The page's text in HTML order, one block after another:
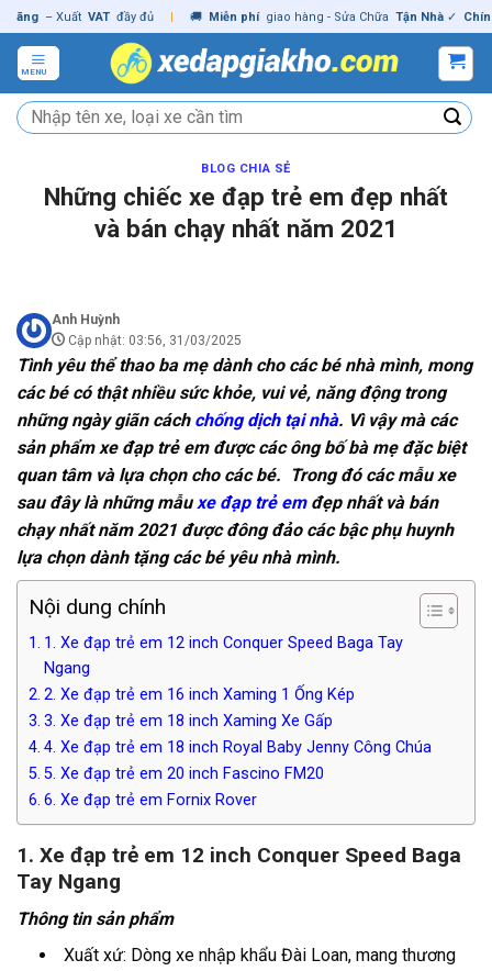
Skip
to
content
– Xuất VAT đầy đủ | 🚚 Miễn phí giao hàng - Sửa Chữa Tận Nhà ✓ Chính
MENU
Tìm
kiếm:
BLOG CHIA SẺ
Những chiếc xe đạp trẻ em đẹp nhất
và bán chạy nhất năm 2021
Anh Huỳnh
Cập nhật: 03:56, 31/03/2025
Tình yêu thể thao ba mẹ dành cho các bé nhà mình, mong
các bé có thật nhiều sức khỏe, vui vẻ, năng động trong
những ngày giãn cách chống dịch tại nhà. Vì vậy mà các
sản phẩm xe đạp trẻ em được các ông bố bà mẹ đặc biệt
quan tâm và lựa chọn cho các bé. Trong đó các mẫu xe
sau đây là những mẫu xe đạp trẻ emđẹp nhất và bán
chạy nhất năm 2021 được đông đảo các bậc phụ huynh
lựa chọn dành tặng các bé yêu nhà mình.
Nội dung chính
1. Xe đạp trẻ em 12 inch Conquer Speed Baga Tay
Ngang
2. Xe đạp trẻ em 16 inch Xaming 1 Ống Kép
3. Xe đạp trẻ em 18 inch Xaming Xe Gấp
4. Xe đạp trẻ em 18 inch Royal Baby Jenny Công Chúa
5. Xe đạp trẻ em 20 inch Fascino FM20
6. Xe đạp trẻ em Fornix Rover
1. Xe đạp trẻ em 12 inch Conquer Speed Baga
Tay Ngang
Thông tin sản phẩm
Xuất xứ: Dòng xe nhập khẩu Đài Loan, mang thương